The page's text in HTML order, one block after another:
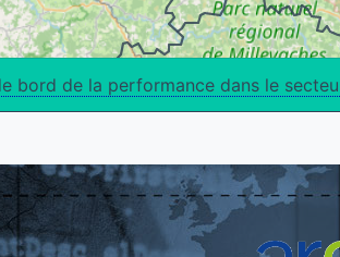
bord de la performance dans le